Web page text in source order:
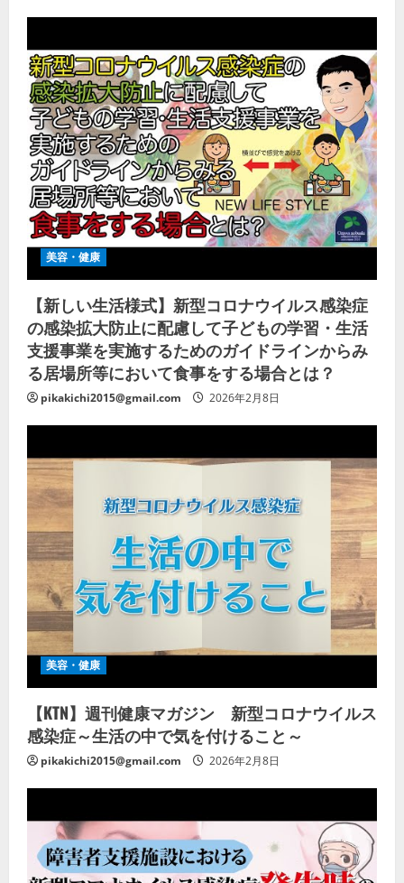
美容・健康
【新しい生活様式】新型コロナウイルス感染症
の感染拡大防止に配慮して子どもの学習・生活
支援事業を実施するためのガイドラインからみ
る居場所等において食事をする場合とは？
pikakichi2015@gmail.com 2026年2月8日
美容・健康
【KTN】週刊健康マガジン 新型コロナウイルス
感染症～生活の中で気を付けること～
pikakichi2015@gmail.com 2026年2月8日